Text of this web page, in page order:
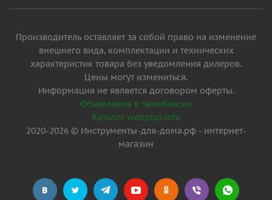
Производитель оставляет за собой право на изменение
внешнего вида, комплектации и технических
характеристик товара без уведомления дилеров.
Цены могут измениться.
Информация не является договором оферты.
Объявления в Челябинске
Каталог webplus.info
2020-2026 © Инструменты-для-дома.рф - интернет-
магазин